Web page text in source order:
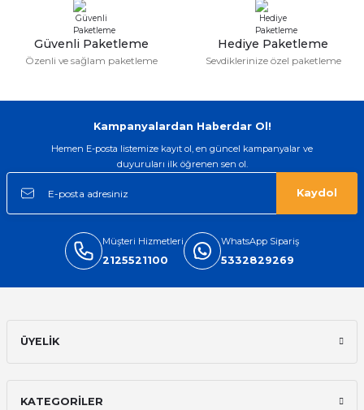
Güvenli Paketleme
Özenli ve sağlam paketleme
Hediye Paketleme
Sevdiklerinize özel paketleme
Kampanyalardan Haberdar Ol!
Hemen E-posta listemize kayıt ol, en güncel kampanyalar ve
duyuruları ilk öğrenen sen ol.
Kaydol
Müşteri Hizmetleri
2125521100
WhatsApp Sipariş
5332829269
ÜYELİK
KATEGORİLER